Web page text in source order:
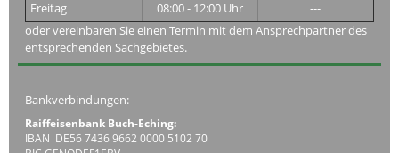
Freitag
08:00 - 12:00 Uhr
---
oder vereinbaren Sie einen Termin mit dem Ansprechpartner des
entsprechenden Sachgebietes.
Bankverbindungen:
Raiffeisenbank Buch-Eching:
IBAN DE56 7436 9662 0000 5102 70